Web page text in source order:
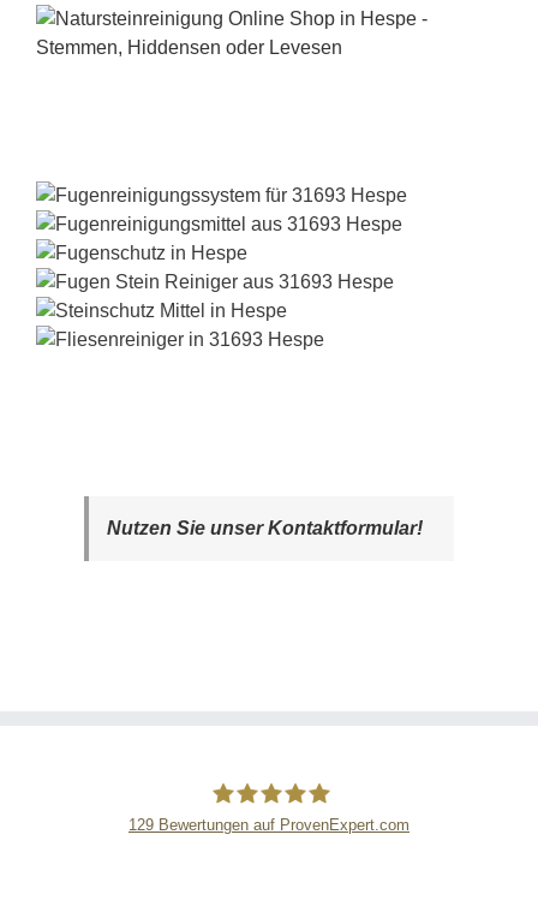
Nutzen Sie unser Kontaktformular!
129 Bewertungen auf ProvenExpert.com